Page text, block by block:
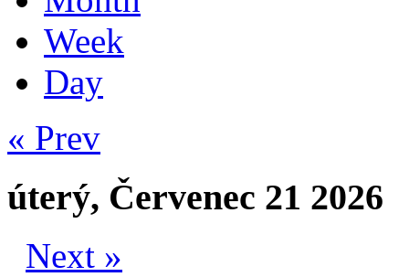
Week
Day
« Prev
úterý, Červenec 21 2026
Next »